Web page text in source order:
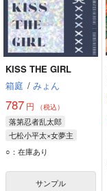
KISS THE GIRL
箱庭 / みょん
787 円 （税込）
落第忍者乱太郎
七松小平太×女夢主
七松小平太
○：在庫あり
サンプル